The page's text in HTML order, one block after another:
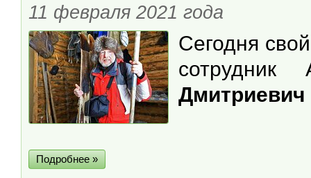
11 февраля 2021 года
Сегодня
сотрудник
Дмитриевич
Подробнее »